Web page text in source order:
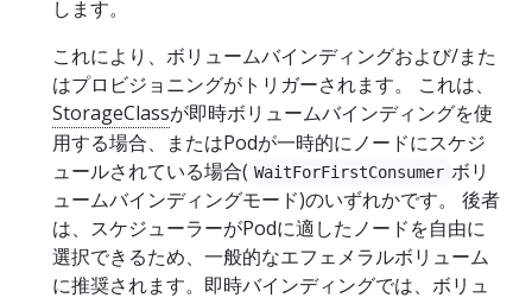
します。
これにより、ボリュームバインディングおよび/また
はプロビジョニングがトリガーされます。 これは、
StorageClassが即時ボリュームバインディングを使
用する場合、またはPodが一時的にノードにスケジ
ュールされている場合( WaitForFirstConsumer ボリ
ュームバインディングモード)のいずれかです。 後者
は、スケジューラーがPodに適したノードを自由に
選択できるため、一般的なエフェメラルボリューム
に推奨されます。即時バインディングでは、ボリュ